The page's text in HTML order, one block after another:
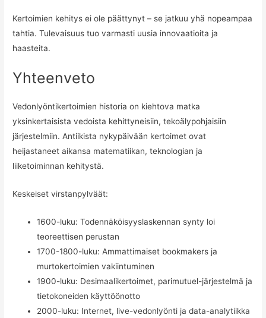
Kertoimien kehitys ei ole päättynyt – se jatkuu yhä nopeampaa
tahtia. Tulevaisuus tuo varmasti uusia innovaatioita ja
haasteita.
Yhteenveto
Vedonlyöntikertoimien historia on kiehtova matka
yksinkertaisista vedoista kehittyneisiin, tekoälypohjaisiin
järjestelmiin. Antiikista nykypäivään kertoimet ovat
heijastaneet aikansa matematiikan, teknologian ja
liiketoiminnan kehitystä.
Keskeiset virstanpylväät:
1600-luku: Todennäköisyyslaskennan synty loi
teoreettisen perustan
1700-1800-luku: Ammattimaiset bookmakers ja
murtokertoimien vakiintuminen
1900-luku: Desimaalikertoimet, parimutuel-järjestelmä ja
tietokoneiden käyttöönotto
2000-luku: Internet, live-vedonlyönti ja data-analytiikka